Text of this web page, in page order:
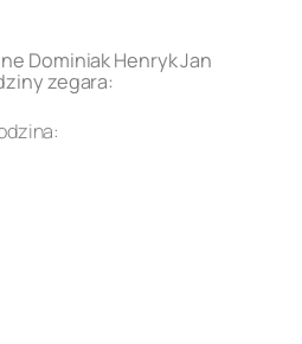
Dominiak Henryk Jan
zegara: